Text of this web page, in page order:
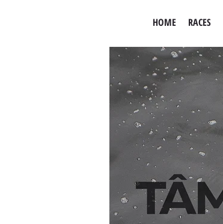
HOME RACES